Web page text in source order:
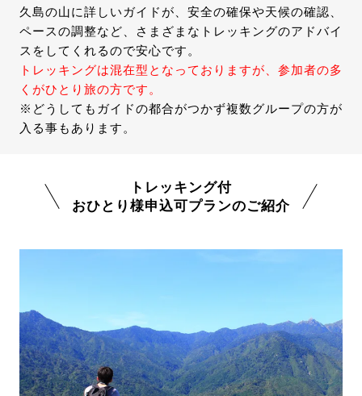
久島の山に詳しいガイドが、安全の確保や天候の確認、
ペースの調整など、さまざまなトレッキングのアドバイ
スをしてくれるので安心です。
トレッキングは混在型となっておりますが、参加者の多
くがひとり旅の方です。
※どうしてもガイドの都合がつかず複数グループの方が
入る事もあります。
トレッキング付
おひとり様申込可プランのご紹介